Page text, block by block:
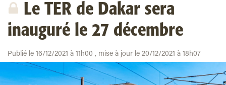
Le TER de Dakar sera
inauguré le 27 décembre
Publié le 16/12/2021 à 11h00 , mise à jour le 20/12/2021 à 18h07